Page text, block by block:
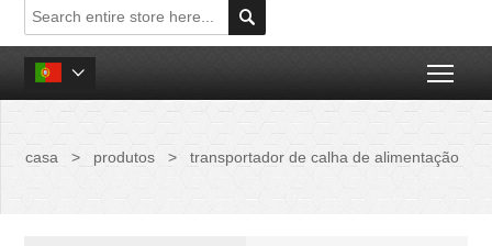


casa > produtos > transportador de calha de alimentação